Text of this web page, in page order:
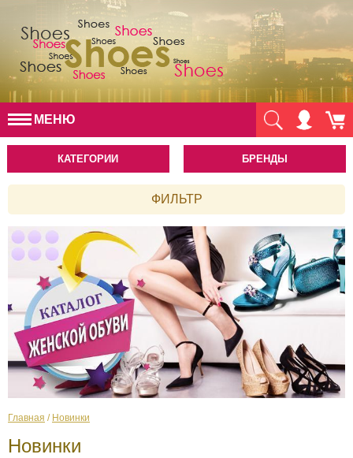
МЕНЮ
КАТЕГОРИИ БРЕНДЫ
ФИЛЬТР
Главная / Новинки
Новинки